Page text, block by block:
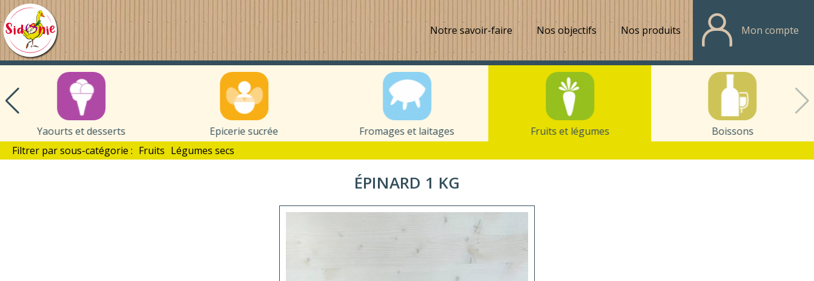
Panier
Sidonie
Notre savoir-faire Nos objectifs Nos produits Mon compte
Yaourts et desserts Epicerie sucrée Fromages et laitages Fruits et légumes
Boissons
Filtrer par sous-catégorie : Fruits Légumes secs
ÉPINARD 1 KG